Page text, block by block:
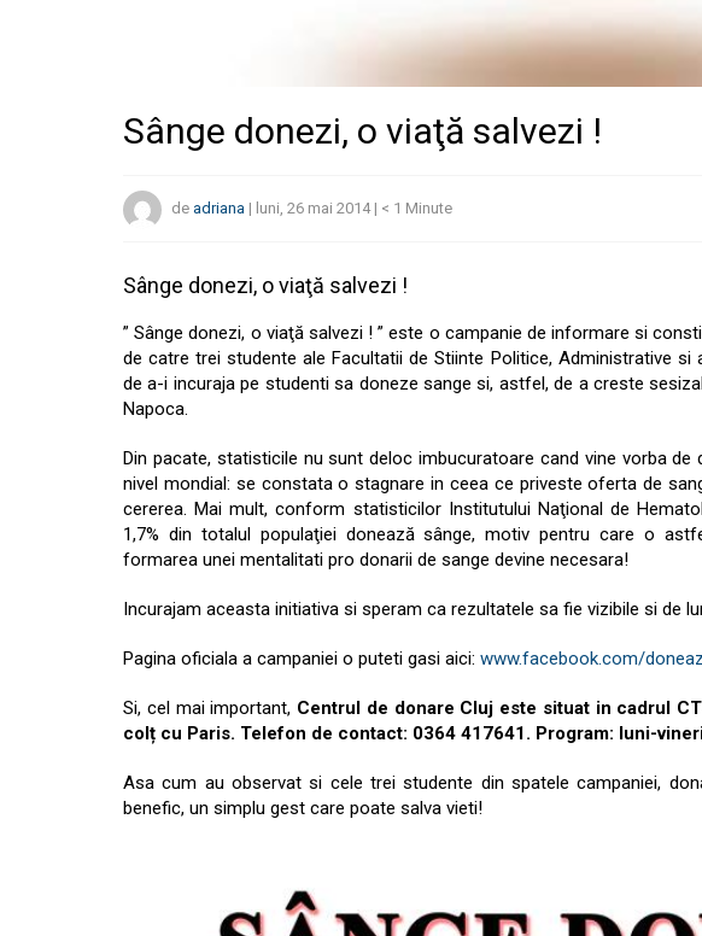
Sânge donezi, o viaţă salvezi !
de adriana | luni, 26 mai 2014| < 1 Minute
Sânge donezi, o viaţă salvezi !
” Sânge donezi, o viaţă salvezi ! ” este o campanie de informare si
de catre trei studente ale Facultatii de Stiinte Politice, Administrative si
de a-i incuraja pe studenti sa doneze sange si, astfel, de a creste
Napoca.
Din pacate, statisticile nu sunt deloc imbucuratoare cand vine vorba de
nivel mondial: se constata o stagnare in ceea ce priveste oferta de
cererea. Mai mult, conform statisticilor Institutului Naţional de
1,7% din totalul populaţiei donează sânge, motiv pentru care o
formarea unei mentalitati pro donarii de sange devine necesara!
Incurajam aceasta initiativa si speram ca rezultatele sa fie vizibile si de
Pagina oficiala a campaniei o puteti gasi aici: www.facebook.com/
Si, cel mai important, Centrul de donare Cluj este situat in cadrul
colț cu Paris. Telefon de contact: 0364 417641. Program: luni-
Asa cum au observat si cele trei studente din spatele campaniei,
benefic, un simplu gest care poate salva vieti!